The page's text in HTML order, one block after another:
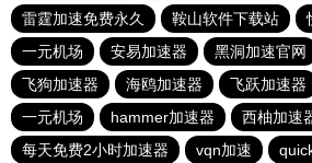
雷霆加速免费永久
鞍山软件下载站
一元机场
安易加速器 黑洞加速官网
飞狗加速器
海鸥加速器 飞跃加速器
一元机场
hammer加速器
西柚加速
每天免费2小时加速器
vqn加速